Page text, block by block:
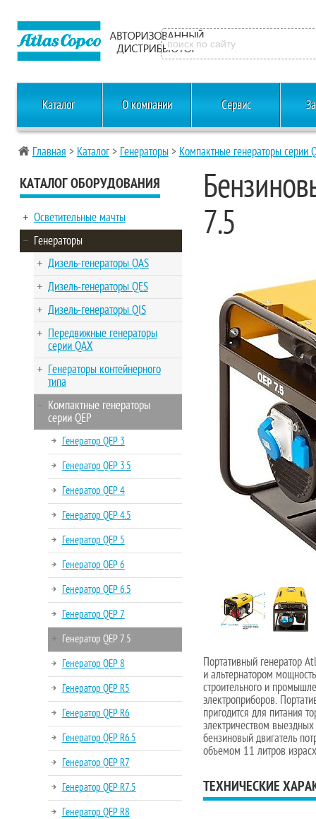
Каталог О компании Сервис
Главная > Каталог> Генераторы> Компактные генераторы серии
КАТАЛОГ ОБОРУДОВАНИЯ
Осветительные мачты
Генераторы
Дизель-генераторы QAS
Дизель-генераторы QES
Дизель-генераторы QIS
Передвижные генераторы
серии QAX
Генераторы контейнерного
типа
Компактные генераторы
серии QEP
Генератор QEP 3
Генератор QEP 3.5
Генератор QEP 4
Генератор QEP 4.5
Генератор QEP 5
Генератор QEP 6
Генератор QEP 6.5
Генератор QEP 7
Генератор QEP 7.5
Генератор QEP 8
Генератор QEP R5
Генератор QEP R6
Генератор QEP R6.5
Генератор QEP R7
Генератор QEP R7.5
Генератор QEP R8
7.5
Портативный генератор
и альтернатором
строительного и
электроприборов.
пригодится для питания
электричеством
бензиновый двигатель
объемом 11 литров
ТЕХНИЧЕСКИЕ